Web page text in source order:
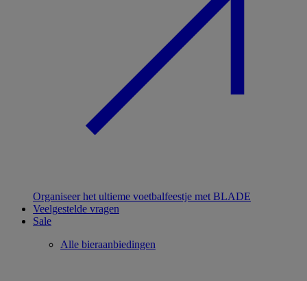
Organiseer het ultieme voetbalfeestje met BLADE
Veelgestelde vragen
Sale
Alle bieraanbiedingen